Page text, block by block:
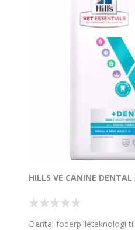
HILLS VE CANINE
Dental foderpilleteknologi